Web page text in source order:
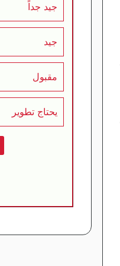
جيد جداً
جيد
مقبول
يحتاج تطوير